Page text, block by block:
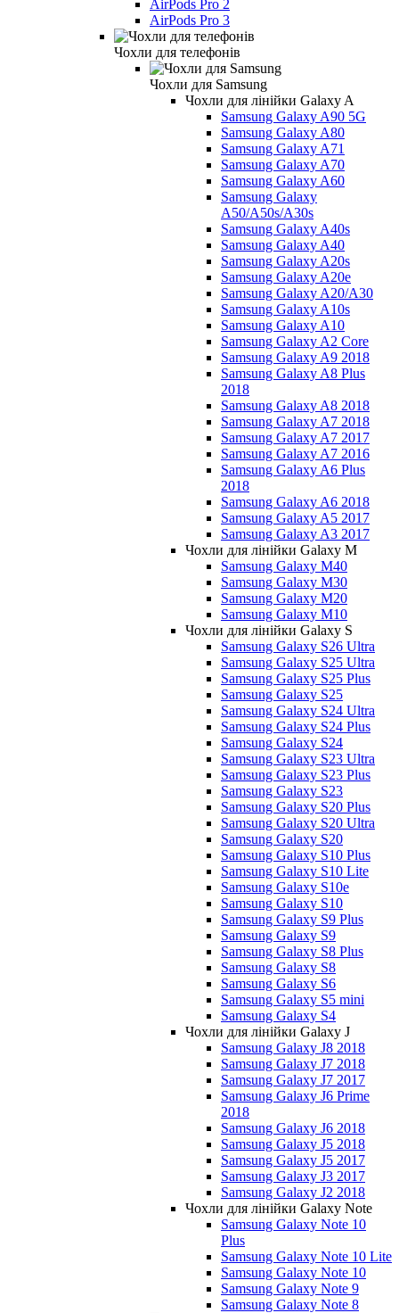
AirPods Pro 2
AirPods Pro 3
Чохли для телефонів
Чохли для Samsung
Чохли для лінійки Galaxy A
Samsung Galaxy A90 5G
Samsung Galaxy A80
Samsung Galaxy A71
Samsung Galaxy A70
Samsung Galaxy A60
Samsung Galaxy
A50/A50s/A30s
Samsung Galaxy A40s
Samsung Galaxy A40
Samsung Galaxy A20s
Samsung Galaxy A20e
Samsung Galaxy A20/A30
Samsung Galaxy A10s
Samsung Galaxy A10
Samsung Galaxy A2 Core
Samsung Galaxy A9 2018
Samsung Galaxy A8 Plus
2018
Samsung Galaxy A8 2018
Samsung Galaxy A7 2018
Samsung Galaxy A7 2017
Samsung Galaxy A7 2016
Samsung Galaxy A6 Plus
2018
Samsung Galaxy A6 2018
Samsung Galaxy A5 2017
Samsung Galaxy A3 2017
Чохли для лінійки Galaxy M
Samsung Galaxy M40
Samsung Galaxy M30
Samsung Galaxy M20
Samsung Galaxy M10
Чохли для лінійки Galaxy S
Samsung Galaxy S26 Ultra
Samsung Galaxy S25 Ultra
Samsung Galaxy S25 Plus
Samsung Galaxy S25
Samsung Galaxy S24 Ultra
Samsung Galaxy S24 Plus
Samsung Galaxy S24
Samsung Galaxy S23 Ultra
Samsung Galaxy S23 Plus
Samsung Galaxy S23
Samsung Galaxy S20 Plus
Samsung Galaxy S20 Ultra
Samsung Galaxy S20
Samsung Galaxy S10 Plus
Samsung Galaxy S10 Lite
Samsung Galaxy S10e
Samsung Galaxy S10
Samsung Galaxy S9 Plus
Samsung Galaxy S9
Samsung Galaxy S8 Plus
Samsung Galaxy S8
Samsung Galaxy S6
Samsung Galaxy S5 mini
Samsung Galaxy S4
Чохли для лінійки Galaxy J
Samsung Galaxy J8 2018
Samsung Galaxy J7 2018
Samsung Galaxy J7 2017
Samsung Galaxy J6 Prime
2018
Samsung Galaxy J6 2018
Samsung Galaxy J5 2018
Samsung Galaxy J5 2017
Samsung Galaxy J3 2017
Samsung Galaxy J2 2018
Чохли для лінійки Galaxy Note
Samsung Galaxy Note 10
Plus
Samsung Galaxy Note 10 Lite
Samsung Galaxy Note 10
Samsung Galaxy Note 9
Samsung Galaxy Note 8